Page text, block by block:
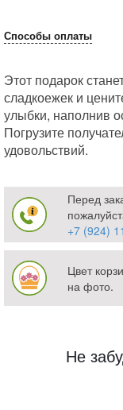
Способы оплаты
Этот подарок
сладкоежек и
улыбки, наполнив
Погрузите
удовольствий.
Перед
+7 (924)
Цвет
на фото.
Не